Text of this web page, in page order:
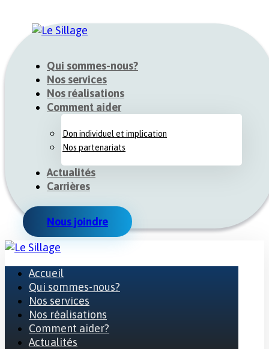
Qui sommes-nous?
Nos services
Nos réalisations
Comment aider
Don individuel et implication
Nos partenariats
Actualités
Carrières
Nous joindre
Accueil
Qui sommes-nous?
Nos services
Nos réalisations
Comment aider?
Actualités